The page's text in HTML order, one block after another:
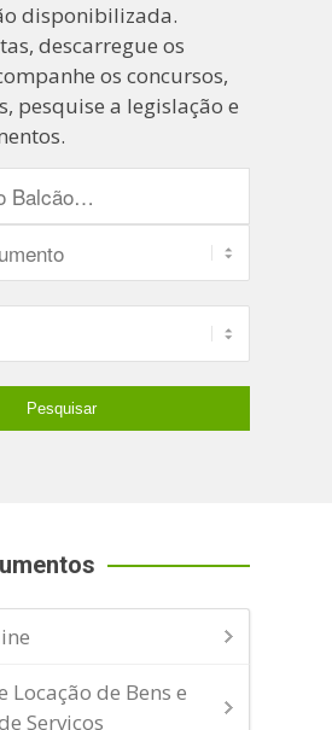
disponibilizada.
descarregue os
os concursos,
pesquise a legislação e
Locação de Bens e
Serviços